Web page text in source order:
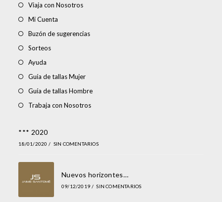
Viaja con Nosotros
Mi Cuenta
Buzón de sugerencias
Sorteos
Ayuda
Guía de tallas Mujer
Guía de tallas Hombre
Trabaja con Nosotros
*** 2020
18/01/2020 / SIN COMENTARIOS
Nuevos horizontes…
09/12/2019 / SIN COMENTARIOS